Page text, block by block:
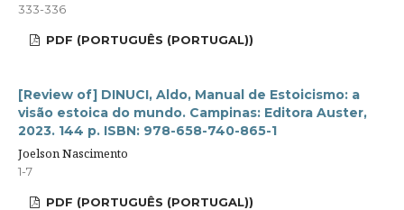
333-336
PDF (PORTUGUÊS (PORTUGAL))
[Review of] DINUCI, Aldo, Manual de Estoicismo: a
visão estoica do mundo. Campinas: Editora Auster,
2023. 144 p. ISBN: 978-658-740-865-1
Joelson Nascimento
1-7
PDF (PORTUGUÊS (PORTUGAL))